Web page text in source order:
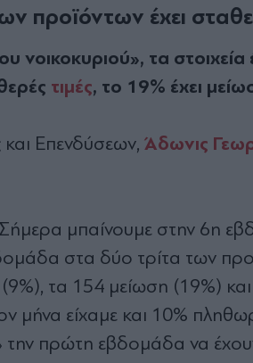
προϊόντων έχει
τα στοιχεία
τιμές, το 19% έχει
Επενδύσεων, Άδωνις
μπαίνουμε στην 6η
στα δύο τρίτα των
τα 154 μείωση (19%)
μήνα είχαμε και 10%
την πρώτη εβδομάδα να